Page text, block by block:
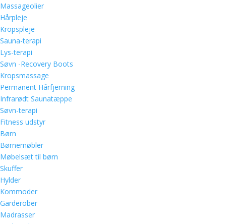
Massageolier
Hårpleje
Kropspleje
Sauna-terapi
Lys-terapi
Søvn -Recovery Boots
Kropsmassage
Permanent Hårfjerning
Infrarødt Saunatæppe
Søvn-terapi
Fitness udstyr
Børn
Børnemøbler
Møbelsæt til børn
Skuffer
Hylder
Kommoder
Garderober
Madrasser